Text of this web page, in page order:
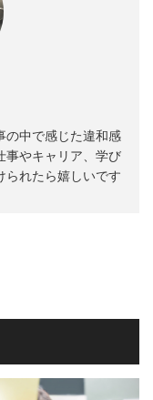
の中で感じた違和感
事やキャリア、学び
られたら嬉しいです